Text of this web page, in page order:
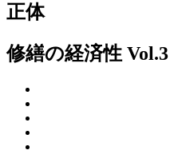
正体
修繕の経済性 Vol.3